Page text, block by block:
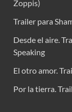
Zoppis)
Trailer para
Desde el aire.
Speaking
El otro amor.
Por la tierra.